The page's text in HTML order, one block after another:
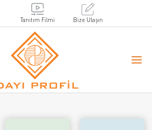
Tanıtım Filmi Bize Ulaşın